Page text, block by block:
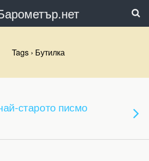
Tags › Бутилка
старото писмо